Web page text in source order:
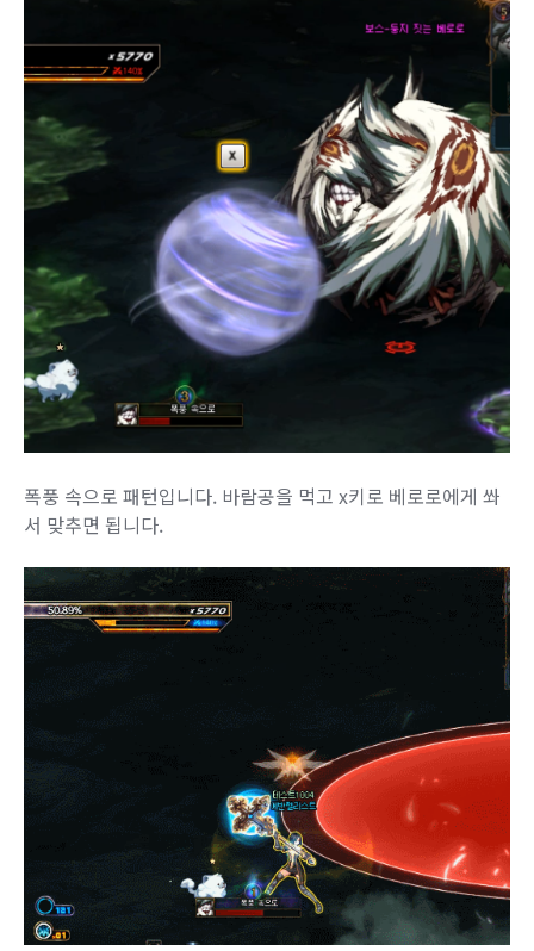
폭풍 속으로 패턴입니다. 바람공을 먹고 x키로 베로로에게 쏴
서 맞추면 됩니다.